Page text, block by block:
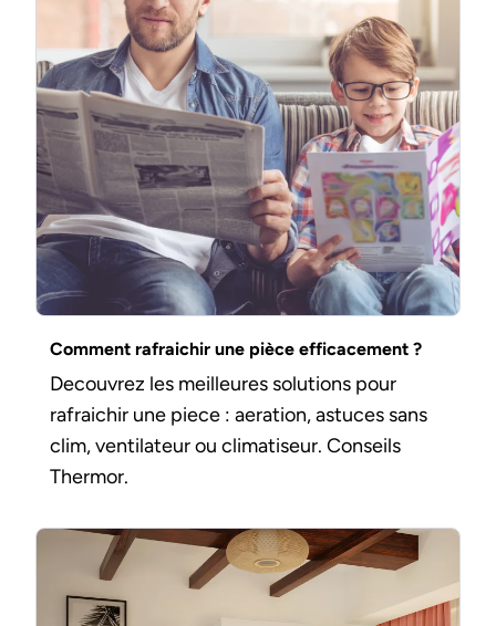
Comment rafraichir une pièce efficacement ?
Decouvrez les meilleures solutions pour
rafraichir une piece : aeration, astuces sans
clim, ventilateur ou climatiseur. Conseils
Thermor.